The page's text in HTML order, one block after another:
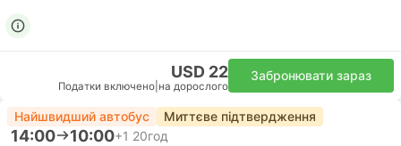
USD 22
Податки включено на дорослого
Забронювати зараз
Найшвидший автобус Миттєве підтвердження
14:00 10:00+1 20год